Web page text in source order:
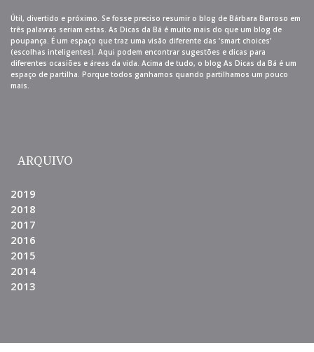
Útil, divertido e próximo. Se fosse preciso resumir o blog de Bárbara Barroso em
três palavras seriam estas. As Dicas da Bá é muito mais do que um blog de
poupança. É um espaço que traz uma visão diferente das ‘smart choices’
(escolhas inteligentes). Aqui podem encontrar sugestões e dicas para
diferentes ocasiões e áreas da vida. Acima de tudo, o blog As Dicas da Bá é um
espaço de partilha. Porque todos ganhamos quando partilhamos um pouco
mais.
ARQUIVO
2019
2018
2017
2016
2015
2014
2013